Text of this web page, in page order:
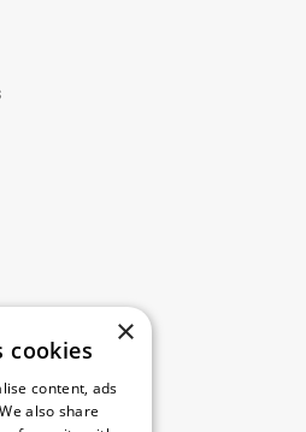
×
cookies
content, ads
also share